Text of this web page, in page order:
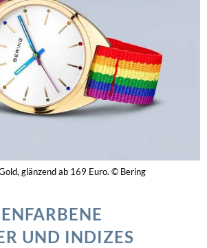
glänzend ab 169 Euro. © Bering
UND INDIZES